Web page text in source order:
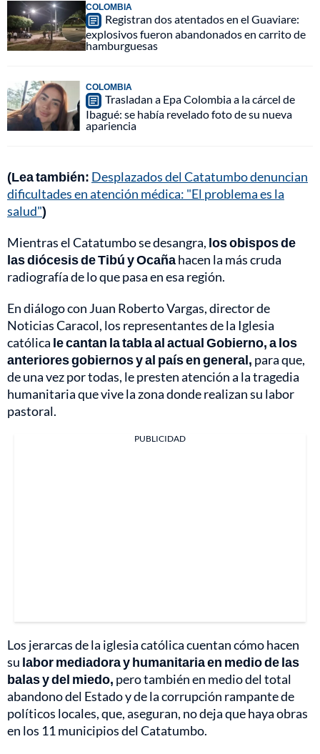
COLOMBIA
Registran dos atentados en el Guaviare:
explosivos fueron abandonados en carrito de
hamburguesas
COLOMBIA
Trasladan a Epa Colombia a la cárcel de
Ibagué: se había revelado foto de su nueva
apariencia
(Lea también: Desplazados del Catatumbo denuncian
dificultades en atención médica: "El problema es la
salud")
Mientras el Catatumbo se desangra, los obispos de
las diócesis de Tibú y Ocañahacen la más cruda
radiografía de lo que pasa en esa región.
En diálogo con Juan Roberto Vargas, director de
Noticias Caracol, los representantes de la Iglesia
católica le cantan la tabla al actual Gobierno, a los
anteriores gobiernos y al país en general, para que,
de una vez por todas, le presten atención a la tragedia
humanitaria que vive la zona donde realizan su labor
pastoral.
PUBLICIDAD
Los jerarcas de la iglesia católica cuentan cómo hacen
su labor mediadora y humanitaria en medio de las
balas y del miedo, pero también en medio del total
abandono del Estado y de la corrupción rampante de
políticos locales, que, aseguran, no deja que haya obras
en los 11 municipios del Catatumbo.